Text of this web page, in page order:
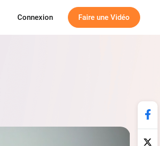
Connexion Faire une Vidéo